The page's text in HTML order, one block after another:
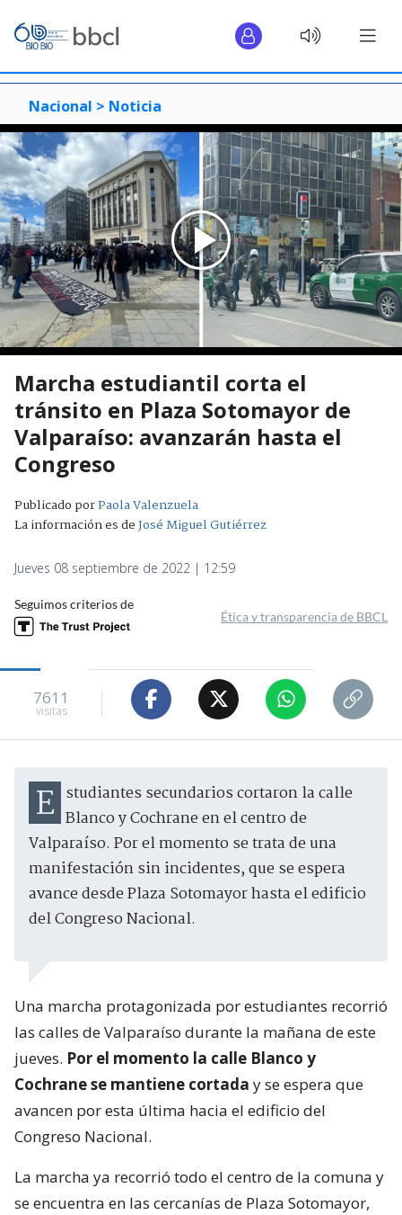
Nacional > Noticia
Marcha estudiantil corta el
tránsito en Plaza Sotomayor de
Valparaíso: avanzarán hasta el
Congreso
Publicado porPaola Valenzuela
La información es deJosé Miguel Gutiérrez
Jueves 08 septiembre de 2022 | 12:59
Seguimos criterios de
Ética y transparencia de BBCL
7611
visitas
Estudiantes secundarios cortaron la calle Blanco y Cochrane en el centro de
Valparaíso. Por el momento se trata de una
manifestación sin incidentes, que se espera
avance desde Plaza Sotomayor hasta el edificio
del Congreso Nacional.
Una marcha protagonizada por estudiantes recorrió
las calles de Valparaíso durante la mañana de este
jueves. Por el momento la calle Blanco y
Cochrane se mantiene cortada y se espera que
avancen por esta última hacia el edificio del
Congreso Nacional.
La marcha ya recorrió todo el centro de la comuna y
se encuentra en las cercanías de Plaza Sotomayor,